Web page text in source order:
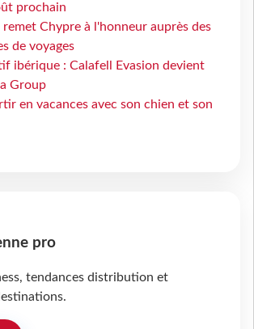
prochain
remet Chypre à l'honneur auprès des
de voyages
ibérique : Calafell Evasion devient
Group
en vacances avec son chien et son
pro
tendances distribution et